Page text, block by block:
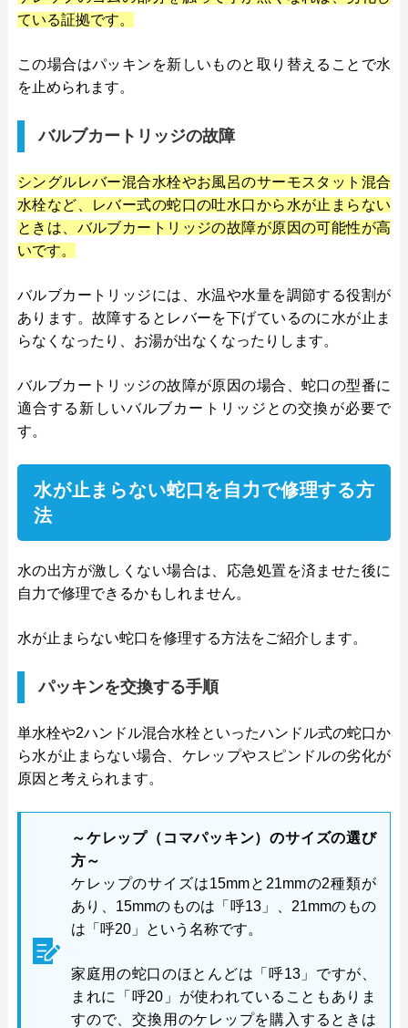
ている証拠です。
この場合はパッキンを新しいものと取り替えることで水
を止められます。
バルブカートリッジの故障
シングルレバー混合水栓やお風呂のサーモスタット混合
水栓など、レバー式の蛇口の吐水口から水が止まらない
ときは、バルブカートリッジの故障が原因の可能性が高
いです。
バルブカートリッジには、水温や水量を調節する役割が
あります。故障するとレバーを下げているのに水が止ま
らなくなったり、お湯が出なくなったりします。
バルブカートリッジの故障が原因の場合、蛇口の型番に
適合する新しいバルブカートリッジとの交換が必要で
す。
水が止まらない蛇口を自力で修理する方
法
水の出方が激しくない場合は、応急処置を済ませた後に
自力で修理できるかもしれません。
水が止まらない蛇口を修理する方法をご紹介します。
パッキンを交換する手順
単水栓や2ハンドル混合水栓といったハンドル式の蛇口か
ら水が止まらない場合、ケレップやスピンドルの劣化が
原因と考えられます。
～ケレップ（コマパッキン）のサイズの選び
方～
ケレップのサイズは15mmと21mmの2種類が
あり、15mmのものは「呼13」、21mmのもの
は「呼20」という名称です。
家庭用の蛇口のほとんどは「呼13」ですが、
まれに「呼20」が使われていることもありま
すので、交換用のケレップを購入するときは